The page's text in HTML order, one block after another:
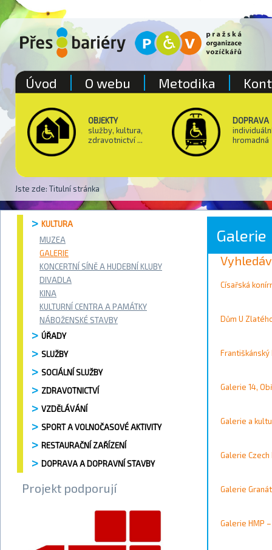
OBJEKTY
služby, kultura,
zdravotnictví ...
DOPRAVA
hromadná
Jste zde: Titulní stránka
Úvod O webu Metodika
KULTURA
MUZEA
GALERIE
KONCERTNÍ SÍNĚ A HUDEBNÍ KLUBY
DIVADLA
KINA
KULTURNÍ CENTRA A PAMÁTKY
NÁBOŽENSKÉ STAVBY
ÚŘADY
SLUŽBY
SOCIÁLNÍ SLUŽBY
ZDRAVOTNICTVÍ
VZDĚLÁVÁNÍ
SPORT A VOLNOČASOVÉ AKTIVITY
RESTAURAČNÍ ZAŘÍZENÍ
DOPRAVA A DOPRAVNÍ STAVBY
Projekt podporují
Galerie
Vyhledat
Kontakty
Město
Strana 2
Císařská
Dům U
Galerie 14,
Galerie a
Galerie
Galerie
Galerie HMP